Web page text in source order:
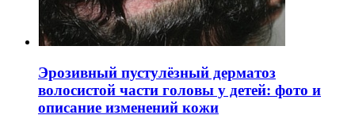
Эрозивный пустулёзный дерматоз
волосистой части головы у детей: фото и
описание изменений кожи